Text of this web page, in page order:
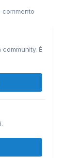
commento
È